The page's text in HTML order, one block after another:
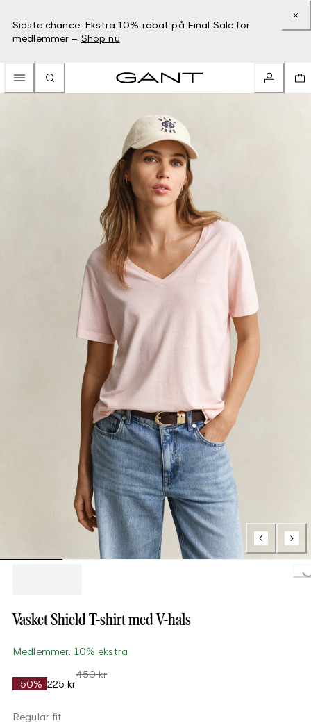
Sidste chance: Ekstra 10% rabat på Final Sale for
medlemmer – Shop nu
Loading...
Vasket Shield T-shirt med V-hals
Medlemmer: 10% ekstra
-50% 225 kr
450 kr
Regular fit